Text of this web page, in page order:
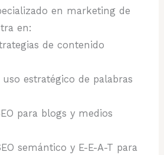
en marketing de
en:
de contenido
estratégico de palabras
para blogs y medios
semántico y E-E-A-T para